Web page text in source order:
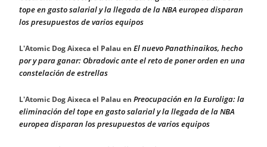
tope en gasto salarial y la llegada de la NBA europea disparan
los presupuestos de varios equipos
L'Atomic Dog Aixeca el Palau en El nuevo Panathinaikos, hecho
por y para ganar: Obradovic ante el reto de poner orden en una
constelación de estrellas
L'Atomic Dog Aixeca el Palau en Preocupación en la Euroliga: la
eliminación del tope en gasto salarial y la llegada de la NBA
europea disparan los presupuestos de varios equipos